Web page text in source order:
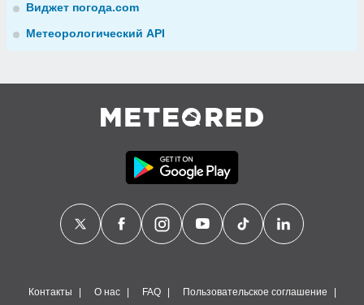
Виджет погода.com
Метеорологический API
Контакты О нас FAQ Пользовательское соглашение